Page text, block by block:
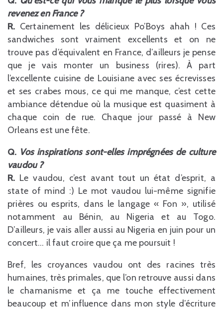
revenez en France ?
R. Certainement les délicieux Po’Boys ahah ! Ces
sandwiches sont vraiment excellents et on ne
trouve pas d’équivalent en France, d’ailleurs je pense
que je vais monter un business (rires). À part
l’excellente cuisine de Louisiane avec ses écrevisses
et ses crabes mous, ce qui me manque, c’est cette
ambiance détendue où la musique est quasiment à
chaque coin de rue. Chaque jour passé à New
Orleans est une fête.
Q. Vos inspirations sont-elles imprégnées de culture
vaudou ?
R. Le vaudou, c’est avant tout un état d’esprit, a
state of mind :) Le mot vaudou lui-même signifie
prières ou esprits, dans le langage « Fon », utilisé
notamment au Bénin, au Nigeria et au Togo.
D’ailleurs, je vais aller aussi au Nigeria en juin pour un
concert… il faut croire que ça me poursuit !
Bref, les croyances vaudou ont des racines très
humaines, très primales, que l’on retrouve aussi dans
le chamanisme et ça me touche effectivement
beaucoup et m’influence dans mon style d’écriture